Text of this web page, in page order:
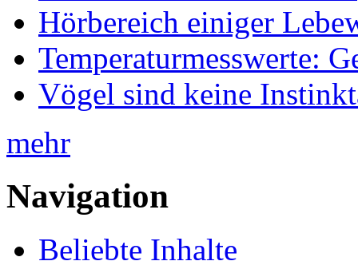
Hörbereich einiger
Temperaturmesswerte:
Vögel sind keine
mehr
Navigation
Beliebte Inhalte